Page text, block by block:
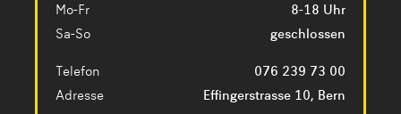
Mo-Fr
8-18 Uhr
Sa-So
geschlossen
Telefon
076 239 73 00
Adresse
Effingerstrasse 10, Bern